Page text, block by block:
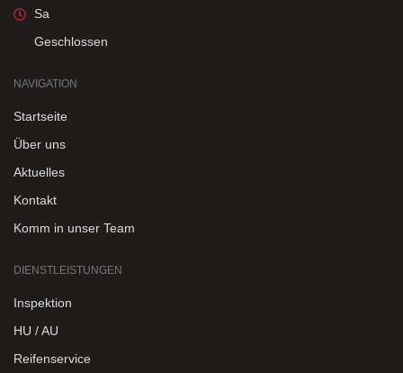
Sa
Geschlossen
NAVIGATION
Startseite
Über uns
Aktuelles
Kontakt
Komm in unser Team
DIENSTLEISTUNGEN
Inspektion
HU / AU
Reifenservice